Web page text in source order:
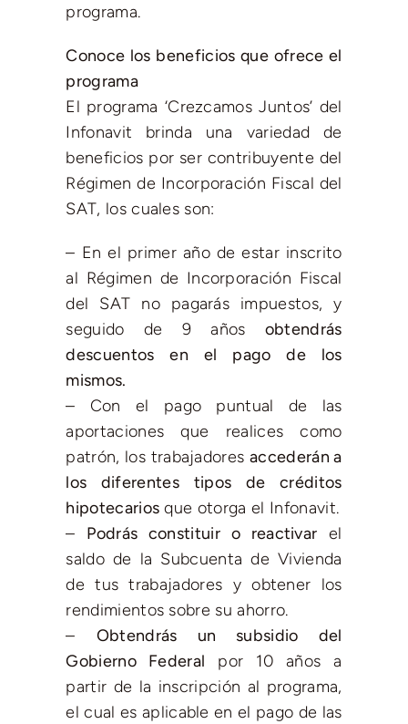
programa.
Conoce los beneficios que ofrece el
programa
El programa ‘Crezcamos Juntos’ del
Infonavit brinda una variedad de
beneficios por ser contribuyente del
Régimen de Incorporación Fiscal del
SAT, los cuales son:
– En el primer año de estar inscrito
al Régimen de Incorporación Fiscal
del SAT no pagarás impuestos, y
seguido de 9 años obtendrás
descuentos en el pago de los
mismos.
– Con el pago puntual de las
aportaciones que realices como
patrón, los trabajadores accederán a
los diferentes tipos de créditos
hipotecarios que otorga el Infonavit.
– Podrás constituir o reactivar el
saldo de la Subcuenta de Vivienda
de tus trabajadores y obtener los
rendimientos sobre su ahorro.
– Obtendrás un subsidio del
Gobierno Federal por 10 años a
partir de la inscripción al programa,
el cual es aplicable en el pago de las